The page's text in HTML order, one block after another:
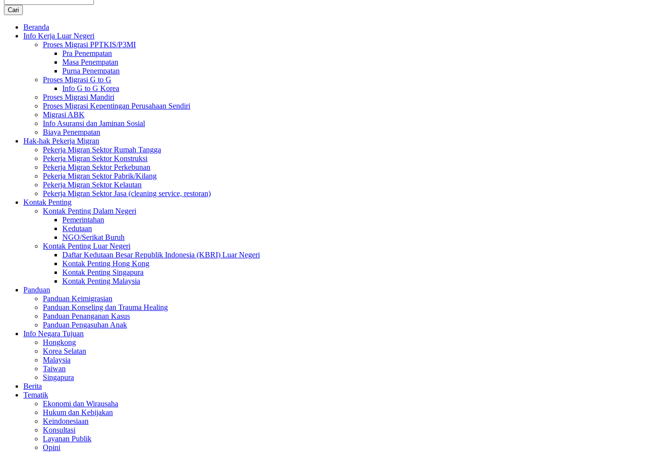
Beranda
Info Kerja Luar Negeri
Proses Migrasi PPTKIS/P3MI
Pra Penempatan
Masa Penempatan
Purna Penempatan
Proses Migrasi G to G
Info G to G Korea
Proses Migrasi Mandiri
Proses Migrasi Kepentingan Perusahaan Sendiri
Migrasi ABK
Info Asuransi dan Jaminan Sosial
Biaya Penempatan
Hak-hak Pekerja Migran
Pekerja Migran Sektor Rumah Tangga
Pekerja Migran Sektor Konstruksi
Pekerja Migran Sektor Perkebunan
Pekerja Migran Sektor Pabrik/Kilang
Pekerja Migran Sektor Kelautan
Pekerja Migran Sektor Jasa (cleaning service, restoran)
Kontak Penting
Kontak Penting Dalam Negeri
Pemerintahan
Kedutaan
NGO/Serikat Buruh
Kontak Penting Luar Negeri
Daftar Kedutaan Besar Republik Indonesia (KBRI) Luar Negeri
Kontak Penting Hong Kong
Kontak Penting Singapura
Kontak Penting Malaysia
Panduan
Panduan Keimigrasian
Panduan Konseling dan Trauma Healing
Panduan Penanganan Kasus
Panduan Pengasuhan Anak
Info Negara Tujuan
Hongkong
Korea Selatan
Malaysia
Taiwan
Singapura
Berita
Tematik
Ekonomi dan Wirausaha
Hukum dan Kebijakan
Keindonesiaan
Konsultasi
Layanan Publik
Opini